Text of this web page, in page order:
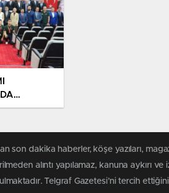
son dakika haberler, köşe yazıları,
alıntı yapılamaz, kanuna aykırı
Telgraf Gazetesi’ni tercih